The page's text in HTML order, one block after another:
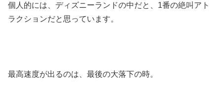
個人的には、ディズニーランドの中だと、1番の絶叫アト
ラクションだと思っています。
最高速度が出るのは、最後の大落下の時。